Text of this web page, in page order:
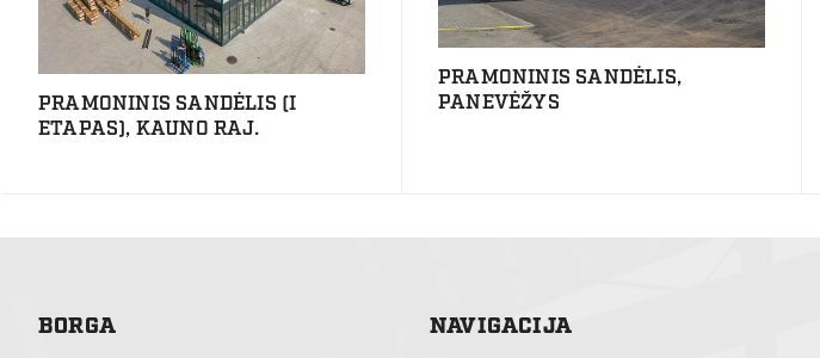
PRAMONINIS SANDĖLIS (I
ETAPAS), KAUNO RAJ.
PRAMONINIS SANDĖLIS,
PANEVĖŽYS
BORGA NAVIGACIJA